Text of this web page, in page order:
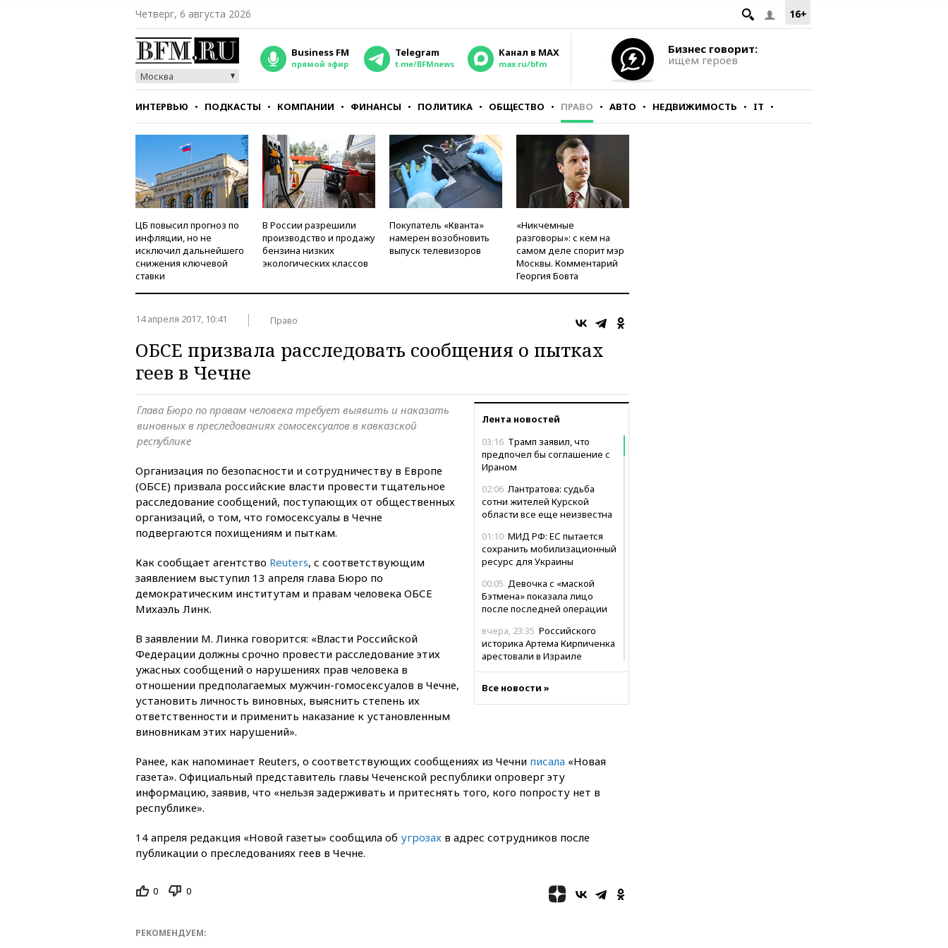
16+
Четверг, 6 августа 2026
Москва
Business FM
прямой эфир
Telegram
t.me/BFMnews
Канал в MAX
max.ru/bfm
Бизнес говорит:
ищем героев
ИНТЕРВЬЮ ПОДКАСТЫ КОМПАНИИ ФИНАНСЫ ПОЛИТИКА ОБЩЕСТВО ПРАВО АВТО НЕДВИЖИМОСТЬ IT
СТИЛЬ ТЕСТЫ
ЦБ повысил прогноз по
инфляции, но не
исключил дальнейшего
снижения ключевой
ставки
В России разрешили
производство и продажу
бензина низких
экологических классов
Покупатель «Кванта»
намерен возобновить
выпуск телевизоров
«Никчемные
разговоры»: с кем на
самом деле спорит мэр
Москвы. Комментарий
Георгия Бовта
14 апреля 2017, 10:41 Право
ОБСЕ призвала расследовать сообщения о пытках
геев в Чечне
Лента новостей
03:16 Трамп заявил, что
предпочел бы соглашение с
Ираном
02:06 Лантратова: судьба
сотни жителей Курской
области все еще неизвестна
01:10 МИД РФ: ЕС пытается
сохранить мобилизационный
ресурс для Украины
00:05 Девочка с «маской
Бэтмена» показала лицо
после последней операции
вчера, 23:35 Российского
историка Артема Кирпиченка
арестовали в Израиле
разгромил «Оренбург» в
Кубке России
просмотров
вчера, 22:49Минпромторг:
банкротство «Кванта» не
РФ
Оренбургской области
Минфин: в июле
Все новости »
Глава Бюро по правам человека требует выявить и наказать
виновных в преследованиях гомосексуалов в кавказской
республике
Организация по безопасности и сотрудничеству в Европе
(ОБСЕ) призвала российские власти провести тщательное
расследование сообщений, поступающих от общественных
организаций, о том, что гомосексуалы в Чечне
подвергаются похищениям и пыткам.
Как сообщает агентство Reuters, с соответствующим
заявлением выступил 13 апреля глава Бюро по
демократическим институтам и правам человека ОБСЕ
Михаэль Линк.
В заявлении М. Линка говорится: «Власти Российской
Федерации должны срочно провести расследование этих
ужасных сообщений о нарушениях прав человека в
отношении предполагаемых мужчин-гомосексуалов в Чечне,
установить личность виновных, выяснить степень их
ответственности и применить наказание к установленным
виновникам этих нарушений».
Ранее, как напоминает Reuters, о соответствующих сообщениях из Чечни писала «Новая
газета». Официальный представитель главы Чеченской республики опроверг эту
информацию, заявив, что «нельзя задерживать и притеснять того, кого попросту нет в
республике».
14 апреля редакция «Новой газеты» сообщила об угрозах в адрес сотрудников после
публикации о преследованиях геев в Чечне.
0 0
РЕКОМЕНДУЕМ: